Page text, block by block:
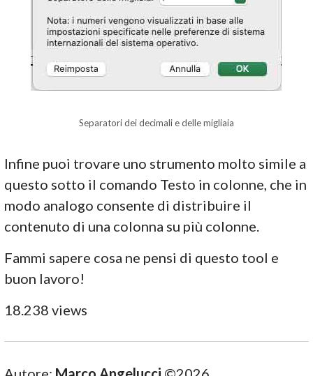
Separatori dei decimali e delle migliaia
Infine puoi trovare uno strumento molto simile a
questo sotto il comando Testo in colonne, che in
modo analogo consente di distribuire il
contenuto di una colonna su più colonne.
Fammi sapere cosa ne pensi di questo tool e
buon lavoro!
18.238 views